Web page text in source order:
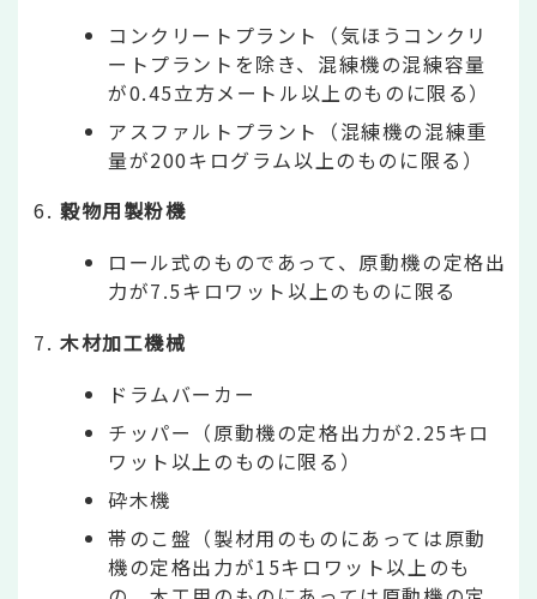
コンクリートプラント（気ほうコンクリ
ートプラントを除き、混練機の混練容量
が0.45立方メートル以上のものに限る）
アスファルトプラント（混練機の混練重
量が200キログラム以上のものに限る）
穀物用製粉機
ロール式のものであって、原動機の定格出
力が7.5キロワット以上のものに限る
木材加工機械
ドラムバーカー
チッパー（原動機の定格出力が2.25キロ
ワット以上のものに限る）
砕木機
帯のこ盤（製材用のものにあっては原動
機の定格出力が15キロワット以上のも